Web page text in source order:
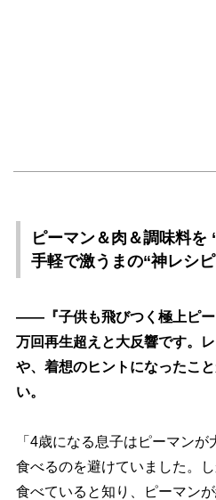
ピーマン＆肉＆調味料
手軽で激うまの“神レシ
――『子供も飛びつく極上ピー
万回再生超えと大反響です。
、着想のヒントになったこと
い。
「4歳になる息子はピーマン
食べるのを避けていました。
食べていると知り、ピーマン